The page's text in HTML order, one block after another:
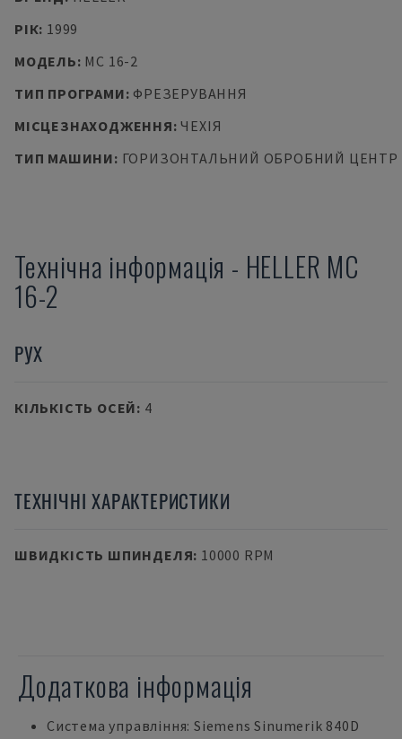
РІК: 1999
МОДЕЛЬ: MC 16-2
ТИП ПРОГРАМИ: ФРЕЗЕРУВАННЯ
МІСЦЕЗНАХОДЖЕННЯ:ЧЕХІЯ
ТИП МАШИНИ: ГОРИЗОНТАЛЬНИЙ ОБРОБНИЙ ЦЕНТР
Технічна інформація - HELLER MC
16-2
РУХ
КІЛЬКІСТЬ ОСЕЙ: 4
ТЕХНІЧНІ ХАРАКТЕРИСТИКИ
ШВИДКІСТЬ ШПИНДЕЛЯ: 10000 RPM
Додаткова інформація
Система управління: Siemens Sinumerik 840D